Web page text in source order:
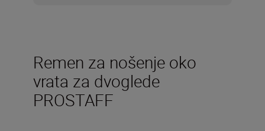
Remen za nošenje oko
vrata za dvoglede
PROSTAFF